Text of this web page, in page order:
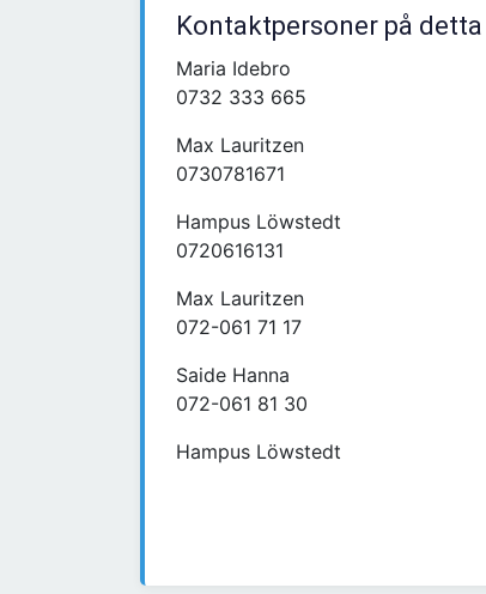
Kontaktpersoner på
Maria Idebro
0732 333 665
Max Lauritzen
0730781671
Hampus Löwstedt
0720616131
Max Lauritzen
072-061 71 17
Saide Hanna
072-061 81 30
Hampus Löwstedt